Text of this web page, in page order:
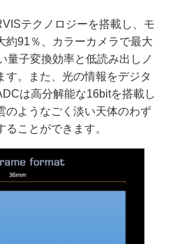
テクノロジーを搭載し、モ
約91％、カラーカメラで最大
量子変換効率と低読み出しノ
す。また、光の情報をデジタ
は高分解能な16bitを搭載し
のようなごく淡い天体のわず
ことができます。